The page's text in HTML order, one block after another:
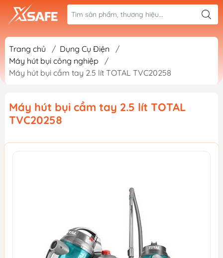
Trang chủ / Dụng Cụ Điện
/
Máy hút bụi công nghiệp
/
Máy hút bụi cầm tay 2.5 lít TOTAL TVC20258
Máy hút bụi cầm tay 2.5 lít TOTAL
TVC20258